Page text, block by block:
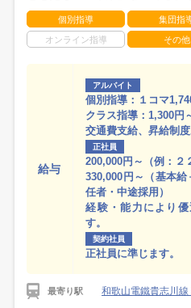
個別指導 集団指
オンライン指導 その他
給与
アルバイト
個別指導：１コマ
クラス指導：1,300円
交通費支給、昇給制
正社員
200,000円～（例：２
330,000円～（基本
任者・中途採用）
経験・能力により
す。
契約社員
正社員に準じます。
最寄り駅 和歌山電鐵貴志川線